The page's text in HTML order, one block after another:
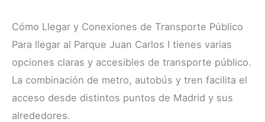
Cómo Llegar y Conexiones de Transporte Público
Para llegar al Parque Juan Carlos I tienes varias
opciones claras y accesibles de transporte público.
La combinación de metro, autobús y tren facilita el
acceso desde distintos puntos de Madrid y sus
alrededores.